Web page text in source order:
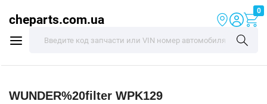
cheparts.com.ua
0
WUNDER%20filter WPK129